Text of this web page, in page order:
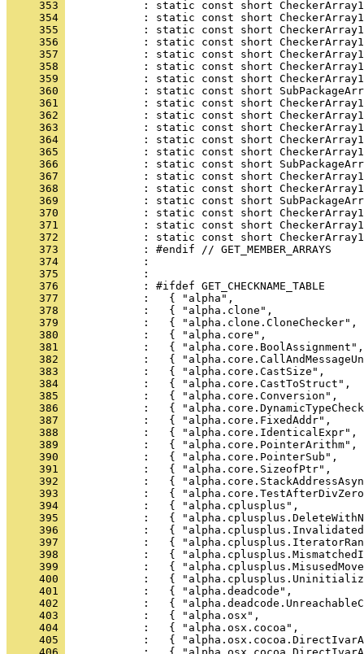
     353
     354
     355
     356
     357
     358
     359
     360
     361
     362
     363
     364
     365
     366
     367
     368
     369
     370
     371
     372
     373
     374
     375
     376
     377
     378
     379
     380
     381
     382
     383
     384
     385
     386
     387
     388
     389
     390
     391
     392
     393
     394
     395
     396
     397
     398
     399
     400
     401
     402
     403
     404
     405